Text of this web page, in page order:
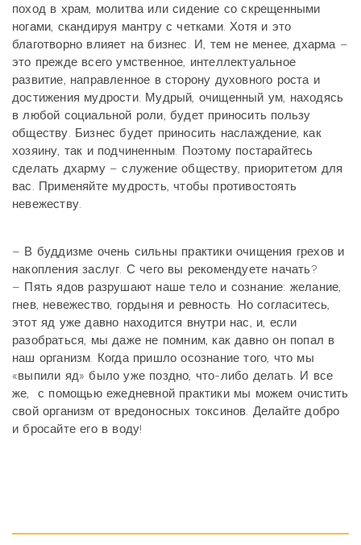
поход в храм, молитва или сидение со скрещенными
ногами, скандируя мантру с четками. Хотя и это
благотворно влияет на бизнес. И, тем не менее, дхарма –
это прежде всего умственное, интеллектуальное
развитие, направленное в сторону духовного роста и
достижения мудрости. Мудрый, очищенный ум, находясь
в любой социальной роли, будет приносить пользу
обществу. Бизнес будет приносить наслаждение, как
хозяину, так и подчиненным. Поэтому постарайтесь
сделать дхарму – служение обществу, приоритетом для
вас. Применяйте мудрость, чтобы противостоять
невежеству.
– В буддизме очень сильны практики очищения грехов и
накопления заслуг. С чего вы рекомендуете начать?
– Пять ядов разрушают наше тело и сознание: желание,
гнев, невежество, гордыня и ревность. Но согласитесь,
этот яд уже давно находится внутри нас, и, если
разобраться, мы даже не помним, как давно он попал в
наш организм. Когда пришло осознание того, что мы
«выпили яд» было уже поздно, что-либо делать. И все
же, с помощью ежедневной практики мы можем очистить
свой организм от вредоносных токсинов. Делайте добро
и бросайте его в воду!